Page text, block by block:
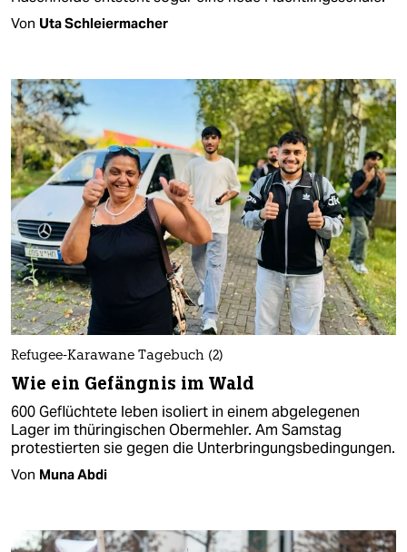
Von Uta Schleiermacher
Refugee-Karawane Tagebuch (2)
Wie ein Gefängnis im Wald
600 Geflüchtete leben isoliert in einem abgelegenen
Lager im thüringischen Obermehler. Am Samstag
protestierten sie gegen die Unterbringungsbedingungen.
Von Muna Abdi